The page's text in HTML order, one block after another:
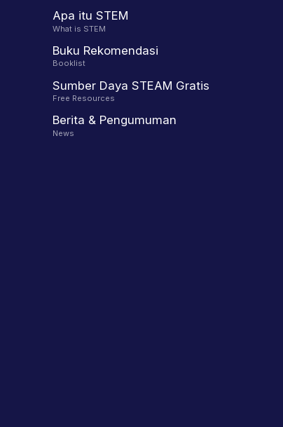
Apa itu STEM
What is STEM
Buku Rekomendasi
Booklist
Sumber Daya STEAM Gratis
Free Resources
Berita & Pengumuman
News